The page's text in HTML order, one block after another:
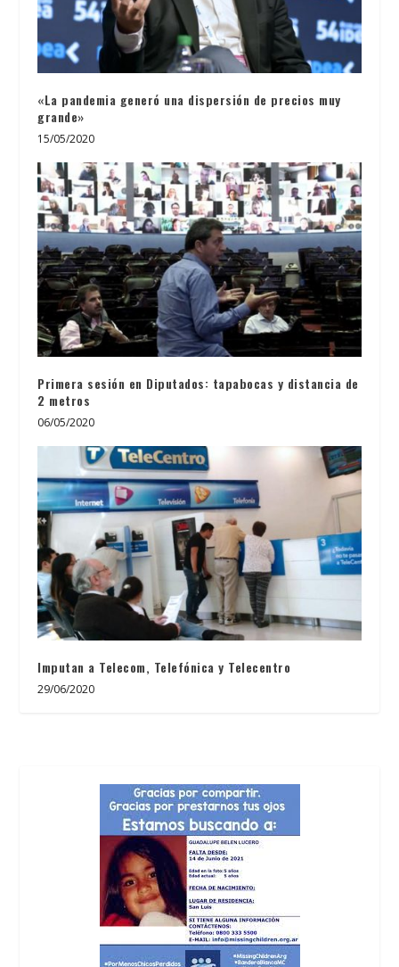
«La pandemia generó una dispersión de precios muy
grande»
15/05/2020
Primera sesión en Diputados: tapabocas y distancia de
2 metros
06/05/2020
Imputan a Telecom, Telefónica y Telecentro
29/06/2020